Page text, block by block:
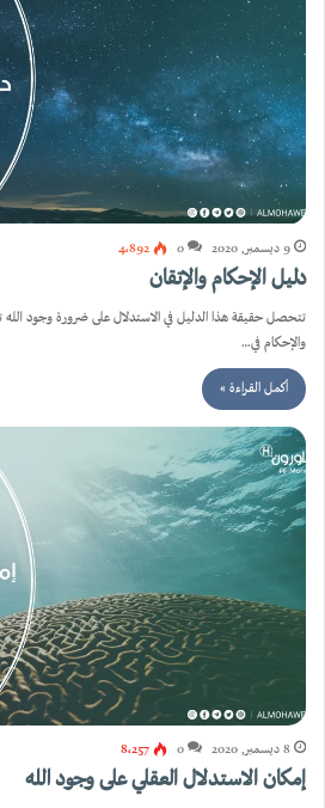
9 ديسمبر, 2020 0 4٬892
دليل الإحكام والإتقان
تتحصل حقيقة هذا الدليل في الاستدلال على ضرورة وجود الله
والإحكام في…
أكمل القراءة »
8 ديسمبر, 2020 0 8٬257
إمكان الاستدلال العقلي على وجود الله